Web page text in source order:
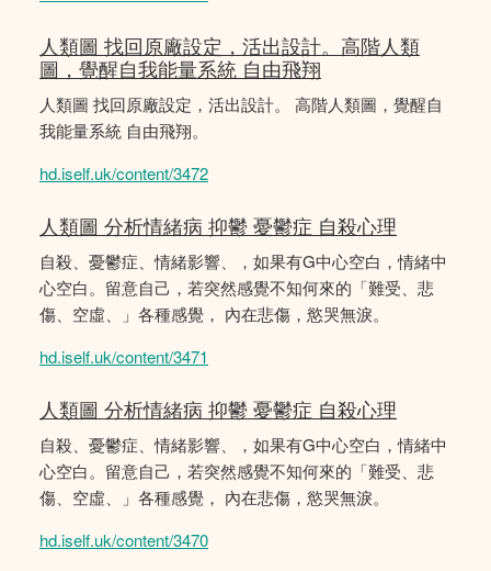
人類圖 找回原廠設定，活出設計。高階人類
圖，覺醒自我能量系統 自由飛翔
人類圖 找回原廠設定，活出設計。 高階人類圖，覺醒自
我能量系統 自由飛翔。
hd.iself.uk/content/3472
人類圖 分析情緒病 抑鬱 憂鬱症 自殺心理
自殺、憂鬱症、情緒影響、，如果有G中心空白，情緒中
心空白。留意自己，若突然感覺不知何來的「難受、悲
傷、空虛、」各種感覺， 內在悲傷，慾哭無淚。
hd.iself.uk/content/3471
人類圖 分析情緒病 抑鬱 憂鬱症 自殺心理
自殺、憂鬱症、情緒影響、，如果有G中心空白，情緒中
心空白。留意自己，若突然感覺不知何來的「難受、悲
傷、空虛、」各種感覺， 內在悲傷，慾哭無淚。
hd.iself.uk/content/3470